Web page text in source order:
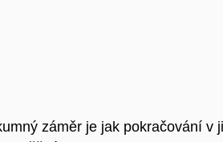
záměr je jak pokračování v